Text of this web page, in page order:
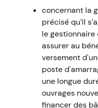
concernant la
précisé qu’il
le gestionnaire
assurer au
versement
poste
une longue
ouvrages
financer des